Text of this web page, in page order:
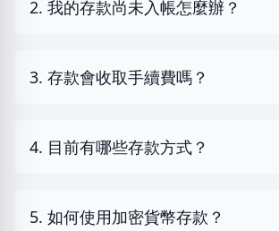
2. 我的存款尚未入帳怎麼辦？
3. 存款會收取手續費嗎？
4. 目前有哪些存款方式？
5. 如何使用加密貨幣存款？